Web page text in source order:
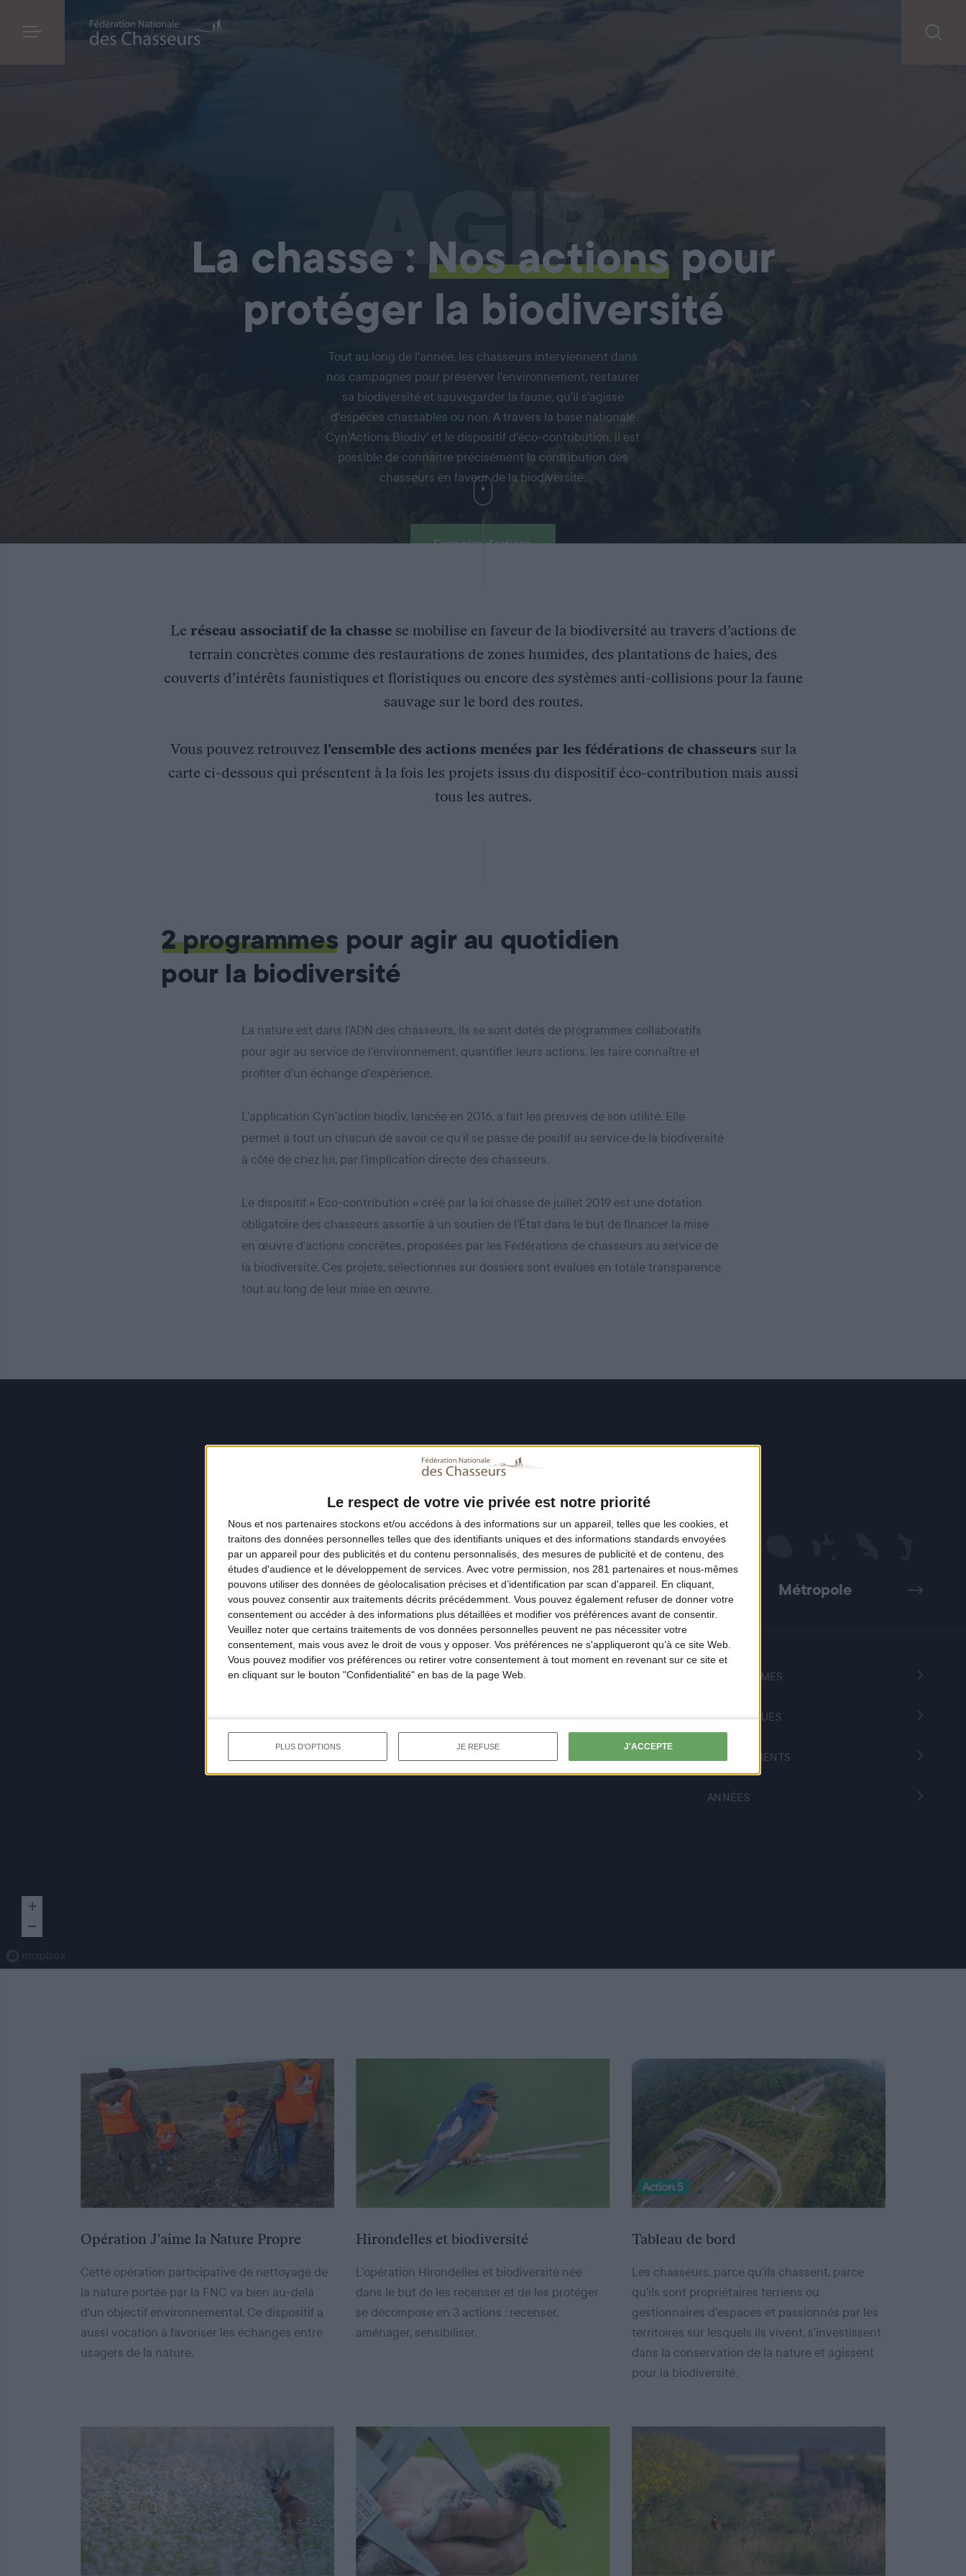
Le respect de votre vie privée est notre priorité
Nous et nos partenaires stockons et/ou accédons à des informations sur un appareil, telles que les cookies, et
traitons des données personnelles telles que des identifiants uniques et des informations standards envoyées
par un appareil pour des publicités et du contenu personnalisés, des mesures de publicité et de contenu, des
études d'audience et le développement de services. Avec votre permission, nos 281 partenaires et nous-mêmes
pouvons utiliser des données de géolocalisation précises et d’identification par scan d'appareil. En cliquant,
vous pouvez consentir aux traitements décrits précédemment. Vous pouvez également refuser de donner votre
consentement ou accéder à des informations plus détaillées et modifier vos préférences avant de consentir.
Veuillez noter que certains traitements de vos données personnelles peuvent ne pas nécessiter votre
consentement, mais vous avez le droit de vous y opposer. Vos préférences ne s'appliqueront qu’à ce site Web.
Vous pouvez modifier vos préférences ou retirer votre consentement à tout moment en revenant sur ce site et
en cliquant sur le bouton "Confidentialité" en bas de la page Web.
PLUS D'OPTIONS JE REFUSE J'ACCEPTE
AGIR
La chasse : Nos actionspour
protéger la biodiversité
Tout au long de l'année, les chasseurs interviennent dans
nos campagnes pour préserver l'environnement, restaurer
sa biodiversité et sauvegarder la faune, qu'il s'agisse
d'espèces chassables ou non. A travers la base nationale
Cyn'Actions Biodiv' et le dispositif d'éco-contribution, il est
possible de connaitre précisément la contribution des
chasseurs en faveur de la biodiversité.
Exemples d'actions
Le réseau associatif de la chassese mobilise en faveur de la biodiversité au travers d’actions de
terrain concrètes comme des restaurations de zones humides, des plantations de haies, des
couverts d’intérêts faunistiques et floristiques ou encore des systèmes anti-collisions pour la faune
sauvage sur le bord des routes.
Vous pouvez retrouvez l’ensemble des actions menées par les fédérations de chasseurs sur la
carte ci-dessous qui présentent à la fois les projets issus du dispositif éco-contribution mais aussi
tous les autres.
2 programmes pour agir au quotidien
pour la biodiversité
La nature est dans l’ADN des chasseurs, ils se sont dotés de programmes collaboratifs
pour agir au service de l’environnement, quantifier leurs actions, les faire connaître et
profiter d’un échange d’expérience.
L’application Cyn’action biodiv, lancée en 2016, a fait les preuves de son utilité. Elle
permet à tout un chacun de savoir ce qu’il se passe de positif au service de la biodiversité
à côté de chez lui, par l’implication directe des chasseurs.
Le dispositif « Eco-contribution » créé par la loi chasse de juillet 2019 est une dotation
obligatoire des chasseurs assortie à un soutien de l’État dans le but de financer la mise
en œuvre d’actions concrètes, proposées par les Fédérations de chasseurs au service de
la biodiversité. Ces projets, sélectionnés sur dossiers sont évalués en totale transparence
tout au long de leur mise en œuvre.
Précédent Métropole Suivant
PROGRAMMES
THÉMATIQUES
DÉPARTEMENTS
ANNÉES
Opération J'aime la Nature Propre
Cette opération participative de nettoyage de
la nature portée par la FNC va bien au-delà
d'un objectif environnemental. Ce dispositif a
aussi vocation à favoriser les échanges entre
usagers de la nature.
Hirondelles et biodiversité
L’opération Hirondelles et biodiversité née
dans le but de les recenser et de les protéger
se décompose en 3 actions : recenser,
aménager, sensibiliser.
Tableau de bord
Les chasseurs, parce qu’ils chassent, parce
qu’ils sont propriétaires terriens ou
gestionnaires d’espaces et passionnés par les
territoires sur lesquels ils vivent, s’investissent
dans la conservation de la nature et agissent
pour la biodiversité.